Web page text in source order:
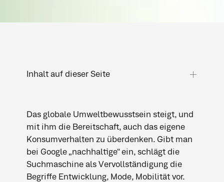
Inhalt auf dieser Seite
Und hier kommen wir ins Spiel:
Jetzt aber zu Ihnen:
Das globale Umweltbewusstsein steigt, und
mit ihm die Bereitschaft, auch das eigene
Konsumverhalten zu überdenken. Gibt man
bei Google „nachhaltige“ ein, schlägt die
Suchmaschine als Vervollständigung die
Begriffe Entwicklung, Mode, Mobilität vor.